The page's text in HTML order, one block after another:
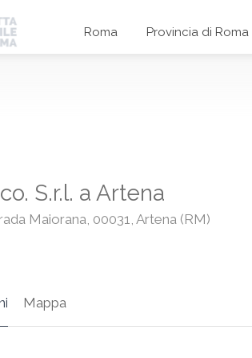
Roma Provincia di Roma
S.r.l. a Artena
Maiorana, 00031, Artena (RM)
Mappa